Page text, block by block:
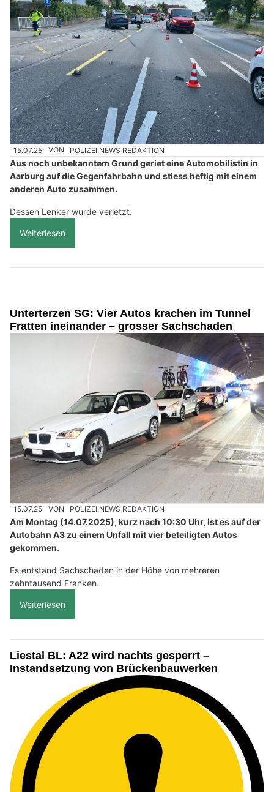
15.07.25 VON POLIZEI.NEWS REDAKTION
Aus noch unbekanntem Grund geriet eine Automobilistin in
Aarburg auf die Gegenfahrbahn und stiess heftig mit einem
anderen Auto zusammen.
Dessen Lenker wurde verletzt.
Weiterlesen
Unterterzen SG: Vier Autos krachen im Tunnel
Fratten ineinander – grosser Sachschaden
15.07.25 VON POLIZEI.NEWS REDAKTION
Am Montag (14.07.2025), kurz nach 10:30 Uhr, ist es auf der
Autobahn A3 zu einem Unfall mit vier beteiligten Autos
gekommen.
Es entstand Sachschaden in der Höhe von mehreren
zehntausend Franken.
Weiterlesen
Liestal BL: A22 wird nachts gesperrt –
Instandsetzung von Brückenbauwerken